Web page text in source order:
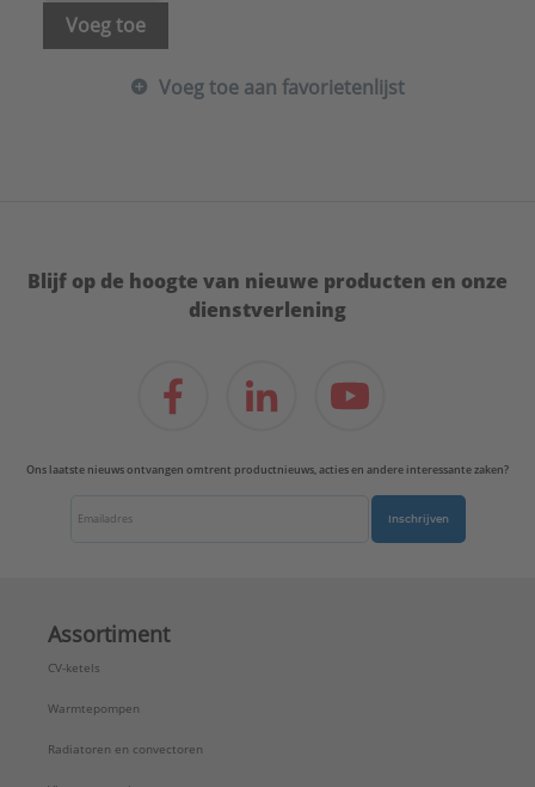
Vorstbeveiligd:
DX-serie
Voeg toe
Voeg toe aan favorietenlijst
Blijf op de hoogte van nieuwe producten en onze
dienstverlening
Ons laatste nieuws ontvangen omtrent productnieuws, acties en andere interessante zaken?
Inschrijven
Assortiment
CV-ketels
Warmtepompen
Radiatoren en convectoren